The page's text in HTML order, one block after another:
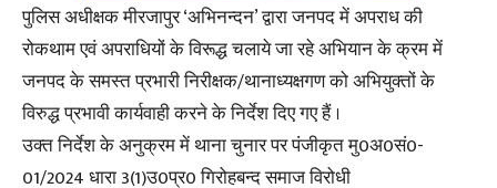
पुलिस अधीक्षक मीरजापुर ‘अभिनन्दन’ द्वारा जनपद में अपराध की
रोकथाम एवं अपराधियों के विरूद्ध चलाये जा रहे अभियान के क्रम में
जनपद के समस्त प्रभारी निरीक्षक/थानाध्यक्षगण को अभियुक्तों के
विरुद्ध प्रभावी कार्यवाही करने के निर्देश दिए गए हैं ।
उक्त निर्देश के अनुक्रम में थाना चुनार पर पंजीकृत मु0अ0सं0-
01/2024 धारा 3(1)उ0प्र0 गिरोहबन्द समाज विरोधी